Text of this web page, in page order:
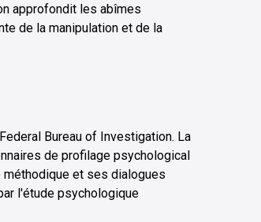
approfondit les abîmes
de la manipulation et de la
Bureau of Investigation. La
de profilage psychological
et ses dialogues
l'étude psychologique